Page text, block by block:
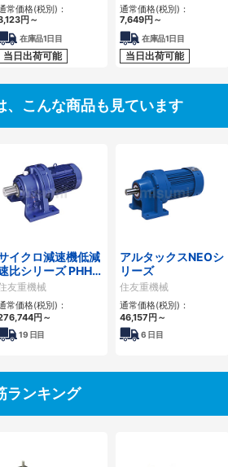
常価格(税別)：
円～
在庫品1日目
当日出荷可能
通常価格(税別)：
7,649円～
在庫品1日目
当日出荷可能
、こんな商品も見ています
イクロ減速機低減
比シリーズ PHHM
友重機械
常価格(税別)：
円～
19 日目
アルタックスNEOシ
リーズ
住友重機械
通常価格(税別)：
46,157円～
6 日目
ランキング